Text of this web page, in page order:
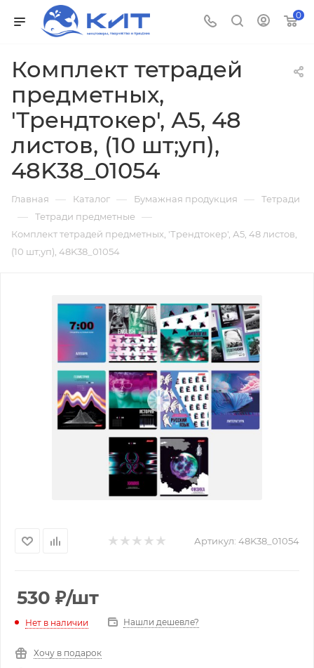
0
Комплект тетрадей
предметных,
'Трендтокер', А5, 48
листов, (10 шт;уп),
48K38_01054
Главная — Каталог — Бумажная продукция — Тетради
— Тетради предметные —
Комплект тетрадей предметных, 'Трендтокер', А5, 48 листов,
(10 шт;уп), 48K38_01054
Артикул: 48K38_01054
530 ₽/шт
Нет в наличии Нашли дешевле?
Хочу в подарок